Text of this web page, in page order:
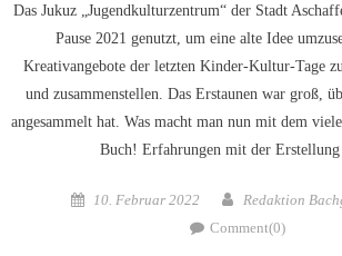
Das Jukuz „Jugendkulturzentrum“ der Stadt
Pause 2021 genutzt, um eine alte Idee
Kreativangebote der letzten Kinder-Kultur-Tage
und zusammenstellen. Das Erstaunen war groß,
angesammelt hat. Was macht man nun mit dem
Buch! Erfahrungen mit der
Posted
10. Februar 2022 Author
Redaktion
Comment(0)